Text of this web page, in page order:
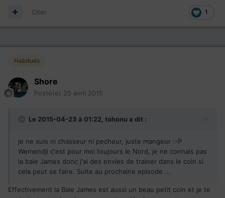
1
Citer
Habitués
Shore
Posté(e) 25 avril 2015
Le 2015-04-23 à 01:22, tohonu a dit :
je ne suis ni chasseur ni pecheur, juste mangeur :-P
Wemendji c'est pour moi toujours le Nord, je ne connais pas
la baie James donc j'ai des envies de trainer dans le coin si
cela peut se faire. Suite au prochaine episode ...
Effectivement la Baie James est aussi un beau petit coin et je te